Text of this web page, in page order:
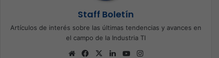
Staff Boletín
Artículos de interés sobre las últimas tendencias y avances en
el campo de la Industria TI
Sitio
Facebook
X LinkedInYouTube